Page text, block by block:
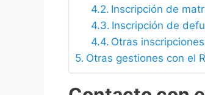
Inscripción de
Inscripción de
Otras inscripciones
Otras gestiones con el